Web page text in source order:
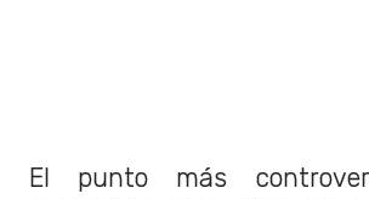
El punto más